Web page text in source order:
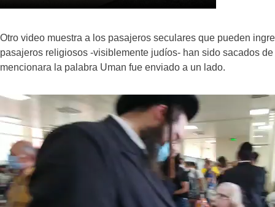
Otro video muestra a los pasajeros seculares que pueden
pasajeros religiosos -visiblemente judíos- han sido sacados
mencionara la palabra Uman fue enviado a un lado.